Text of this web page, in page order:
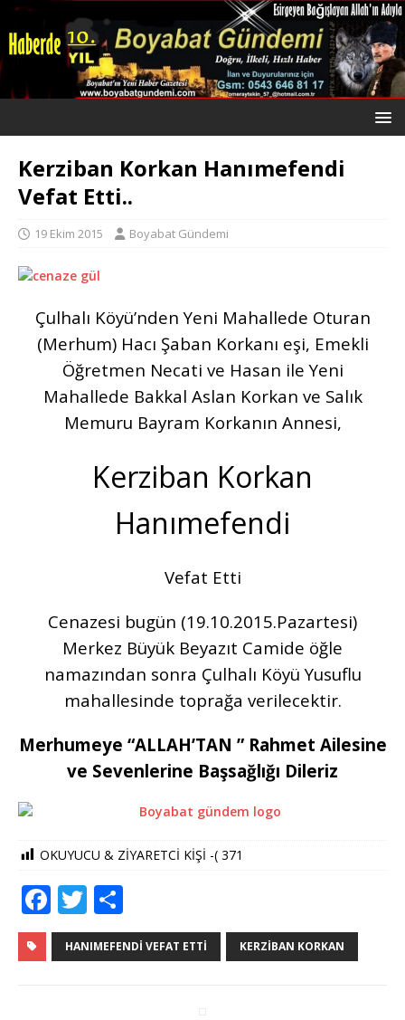
Kerziban Korkan Hanımefendi
Vefat Etti..
19 Ekim 2015 Boyabat Gündemi
Çulhalı Köyü’nden Yeni Mahallede Oturan
(Merhum) Hacı Şaban Korkanı eşi, Emekli
Öğretmen Necati ve Hasan ile Yeni
Mahallede Bakkal Aslan Korkan ve Salık
Memuru Bayram Korkanın Annesi,
Kerziban Korkan
Hanımefendi
Vefat Etti
Cenazesi bugün (19.10.2015.Pazartesi)
Merkez Büyük Beyazıt Camide öğle
namazından sonra Çulhalı Köyü Yusuflu
mahallesinde toprağa verilecektir.
Merhumeye “ALLAH’TAN ” Rahmet Ailesine
ve Sevenlerine Başsağlığı Dileriz
OKUYUCU & ZİYARETCİ KİŞİ -( 371
F
a
c
T
w
it
h
ar
HANIMEFENDI VEFAT ETTI KERZIBAN KORKAN